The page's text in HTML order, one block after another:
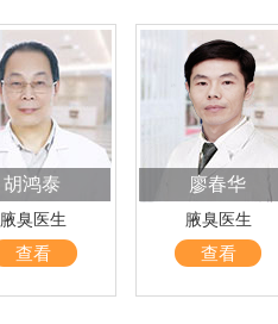
胡鸿泰
腋臭医生
查看
廖春华
腋臭医生
查看